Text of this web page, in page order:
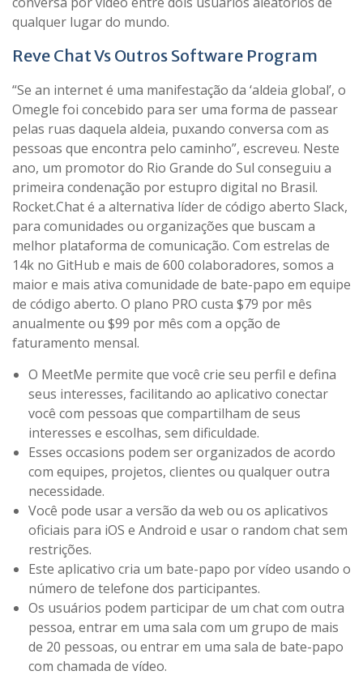
qualquer lugar do mundo.
Reve Chat Vs Outros Software Program
“Se an internet é uma manifestação da ‘aldeia global’, o
Omegle foi concebido para ser uma forma de passear
pelas ruas daquela aldeia, puxando conversa com as
pessoas que encontra pelo caminho”, escreveu. Neste
ano, um promotor do Rio Grande do Sul conseguiu a
primeira condenação por estupro digital no Brasil.
Rocket.Chat é a alternativa líder de código aberto Slack,
para comunidades ou organizações que buscam a
melhor plataforma de comunicação. Com estrelas de
14k no GitHub e mais de 600 colaboradores, somos a
maior e mais ativa comunidade de bate-papo em equipe
de código aberto. O plano PRO custa $79 por mês
anualmente ou $99 por mês com a opção de
faturamento mensal.
O MeetMe permite que você crie seu perfil e defina
seus interesses, facilitando ao aplicativo conectar
você com pessoas que compartilham de seus
interesses e escolhas, sem dificuldade.
Esses occasions podem ser organizados de acordo
com equipes, projetos, clientes ou qualquer outra
necessidade.
Você pode usar a versão da web ou os aplicativos
oficiais para iOS e Android e usar o random chat sem
restrições.
Este aplicativo cria um bate-papo por vídeo usando o
número de telefone dos participantes.
Os usuários podem participar de um chat com outra
pessoa, entrar em uma sala com um grupo de mais
de 20 pessoas, ou entrar em uma sala de bate-papo
com chamada de vídeo.